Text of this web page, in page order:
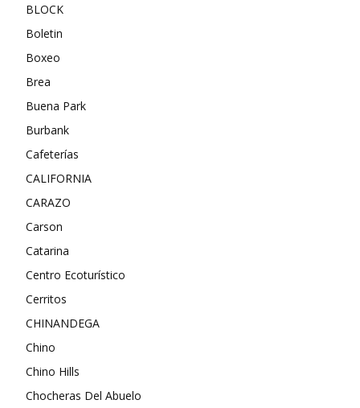
BLOCK
Boletin
Boxeo
Brea
Buena Park
Burbank
Cafeterías
CALIFORNIA
CARAZO
Carson
Catarina
Centro Ecoturístico
Cerritos
CHINANDEGA
Chino
Chino Hills
Chocheras Del Abuelo